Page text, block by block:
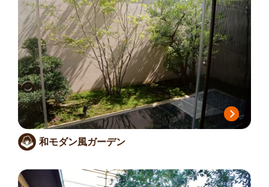
和モダン風ガーデン